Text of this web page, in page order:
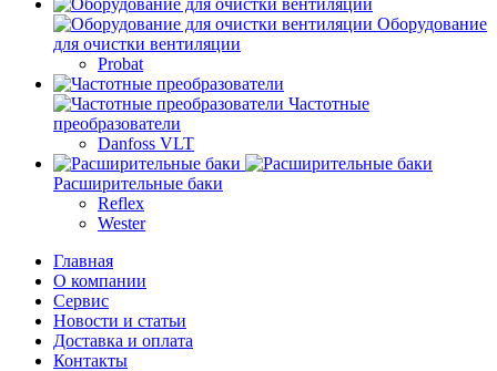
Оборудование
для очистки вентиляции
Probat
Частотные
преобразователи
Danfoss VLT
Расширительные баки
Reflex
Wester
Главная
О компании
Сервис
Новости и статьи
Доставка и оплата
Контакты